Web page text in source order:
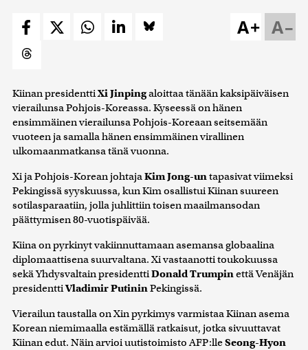
A–
A+
Kiinan presidenttiXi Jinpingaloittaa tänään kaksipäiväisen
vierailunsa Pohjois-Koreassa. Kyseessä on hänen
ensimmäinen vierailunsa Pohjois-Koreaan seitsemään
vuoteen ja samalla hänen ensimmäinen virallinen
ulkomaanmatkansa tänä vuonna.
Xi ja Pohjois-Korean johtajaKim Jong-untapasivat viimeksi
Pekingissä syyskuussa, kun Kim osallistui Kiinan suureen
sotilasparaatiin, jolla juhlittiin toisen maailmansodan
päättymisen 80-vuotispäivää.
Kiina on pyrkinyt vakiinnuttamaan asemansa globaalina
diplomaattisena suurvaltana. Xi vastaanotti toukokuussa
sekä Yhdysvaltain presidenttiDonald Trumpinettä Venäjän
presidenttiVladimir PutininPekingissä.
Vierailun taustalla on Xin pyrkimys varmistaa Kiinan asema
Korean niemimaalla estämällä ratkaisut, jotka sivuuttavat
Kiinan edut. Näin arvioi uutistoimisto AFP:lleSeong-Hyon